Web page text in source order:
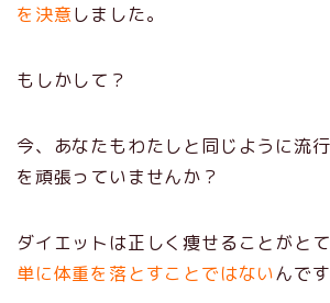
を決意しました。
もしかして？
今、あなたもわたしと同じように流
を頑張っていませんか？
ダイエットは正しく痩せることがとて
単に体重を落とすことではないんです